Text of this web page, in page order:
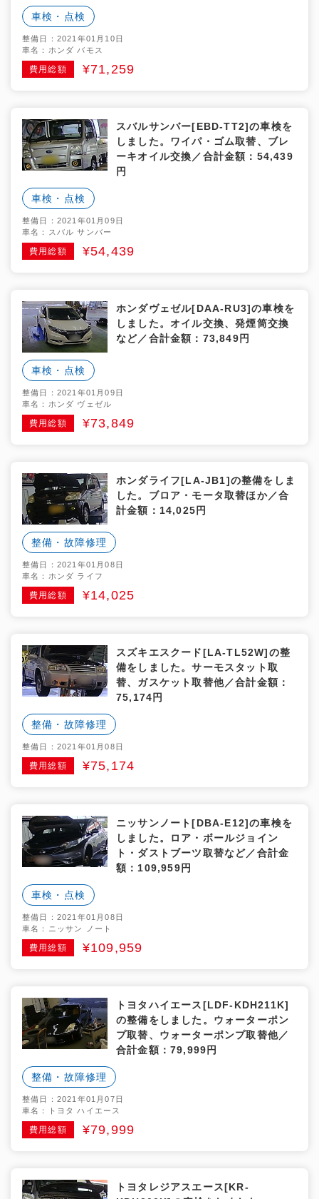
車検・点検
整備日：2021年01月10日
車名：ホンダ バモス
費用総額 ¥71,259
スバルサンバー[EBD-TT2]の車検を
しました。ワイパ・ゴム取替、ブレ
ーキオイル交換／合計金額：54,439
円
車検・点検
整備日：2021年01月09日
車名：スバル サンバー
費用総額 ¥54,439
ホンダヴェゼル[DAA-RU3]の車検を
しました。オイル交換、発煙筒交換
など／合計金額：73,849円
車検・点検
整備日：2021年01月09日
車名：ホンダ ヴェゼル
費用総額 ¥73,849
ホンダライフ[LA-JB1]の整備をしま
した。ブロア・モータ取替ほか／合
計金額：14,025円
整備・故障修理
整備日：2021年01月08日
車名：ホンダ ライフ
費用総額 ¥14,025
スズキエスクード[LA-TL52W]の整
備をしました。サーモスタット取
替、ガスケット取替他／合計金額：
75,174円
整備・故障修理
整備日：2021年01月08日
費用総額 ¥75,174
ニッサンノート[DBA-E12]の車検を
しました。ロア・ボールジョイン
ト・ダストブーツ取替など／合計金
額：109,959円
車検・点検
整備日：2021年01月08日
車名：ニッサン ノート
費用総額 ¥109,959
トヨタハイエース[LDF-KDH211K]
の整備をしました。ウォーターポン
プ取替、ウォーターポンプ取替他／
合計金額：79,999円
整備・故障修理
整備日：2021年01月07日
車名：トヨタ ハイエース
費用総額 ¥79,999
トヨタレジアスエース[KR-